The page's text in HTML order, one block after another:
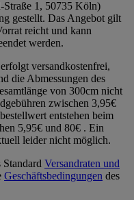
Straße 1, 50735 Köln)
gestellt. Das Angebot gilt
reicht und kann
werden.
versandkostenfrei,
die Abmessungen des
von 300cm nicht
zwischen 3,95€
entstehen beim
5,95€ und 80€ . Ein
leider nicht möglich.
Versandraten und
Geschäftsbedingungen des